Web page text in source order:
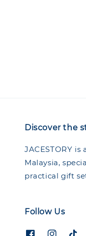
Discover the
JACESTORY
Malaysia,
practical gift
Follow Us